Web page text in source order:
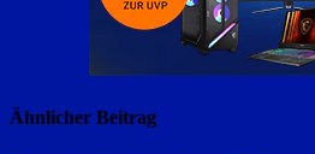
Ähnlicher Beitrag